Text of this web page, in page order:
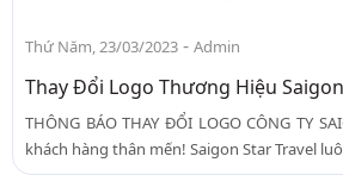
Thứ Năm, 23/03/2023 - Admin
Thay Đổi Logo Thương Hiệu
THÔNG BÁO THAY ĐỔI LOGO CÔNG TY
khách hàng thân mến! Saigon Star Travel